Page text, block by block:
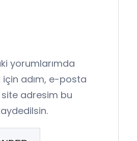
yorumlarımda
için adım, e-posta
adresim bu